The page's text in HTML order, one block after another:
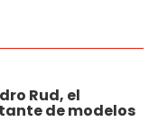
Rud, el
de modelos